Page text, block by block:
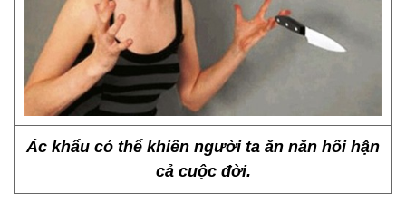
Ác khẩu có thể khiến người ta ăn năn hối hận
cả cuộc đời.